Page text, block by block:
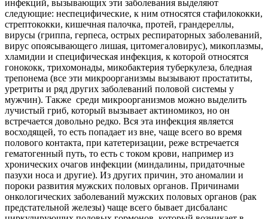
инфекций, вызывающих эти заболевания выделяют
следующие: неспецифические, к ним относятся стафилококки,
стрептококки, кишечная палочка, протей, грандереллы,
вирусы (гриппа, герпеса, острых респираторных заболеваний,
вирус опоясывающего лишая, цитомегаловирус), микоплазмы,
хламидии и специфическая инфекция, к которой относятся
гонококк, трихомонады, микобактерия туберкулеза, бледная
трепонема (все эти микроорганизмы вызывают простатиты,
уретриты и ряд других заболеваний половой системы у
мужчин). Также среди микроорганизмов можно выделить
лучистый гриб, который вызывает актиномикоз, но он
встречается довольно редко. Вся эта инфекция является
восходящей, то есть попадает из вне, чаще всего во время
полового контакта, при катетеризации, реже встречается
гематогенный путь, то есть с током крови, например из
хронических очагов инфекции (миндалины, придаточные
пазухи носа и другие). Из других причин, это аномалии и
пороки развития мужских половых органов. Причинами
онкологических заболеваний мужских половых органов (рак
предстательной железы) чаще всего бывает дисбаланс